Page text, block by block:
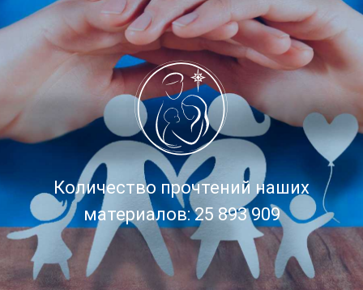
Количество прочтений наших
материалов: 25 893 909